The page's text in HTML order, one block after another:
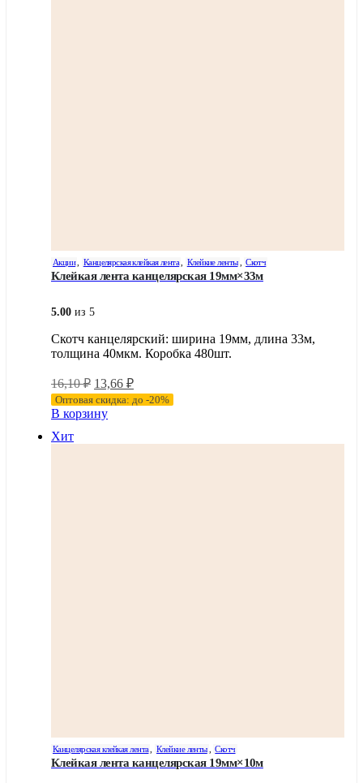
Акции, Канцелярская клейкая лента, Клейкие ленты , Скотч
Клейкая лента канцелярская 19мм×33м
5.00 из 5
Скотч канцелярский: ширина 19мм, длина 33м,
толщина 40мкм. Коробка 480шт.
16,10₽ Первоначальная
цена
составляла
13,66 ₽Текущая
цена:
Оптовая скидка: до -20%
В корзину
Хит
Канцелярская клейкая лента, Клейкие ленты, Скотч
Клейкая лента канцелярская 19мм×10м